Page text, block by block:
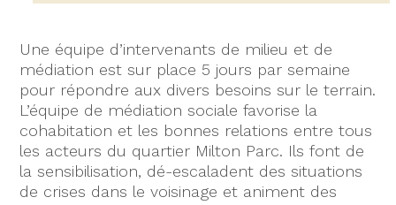
Une équipe d’intervenants de milieu et de
médiation est sur place 5 jours par semaine
pour répondre aux divers besoins sur le terrain.
L’équipe de médiation sociale favorise la
cohabitation et les bonnes relations entre tous
les acteurs du quartier Milton Parc. Ils font de
la sensibilisation, dé-escaladent des situations
de crises dans le voisinage et animent des